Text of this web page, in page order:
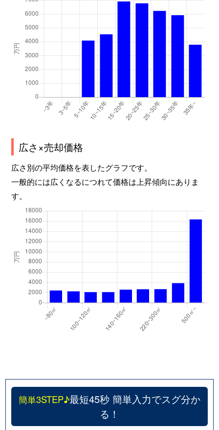
広さ×売却価格
広さ別の平均価格を表したグラフです。
一般的には広くなるにつれて価格は上昇傾向にありま
す。
簡単3STEP♪最短45秒 簡単入力でスグ分か
る！